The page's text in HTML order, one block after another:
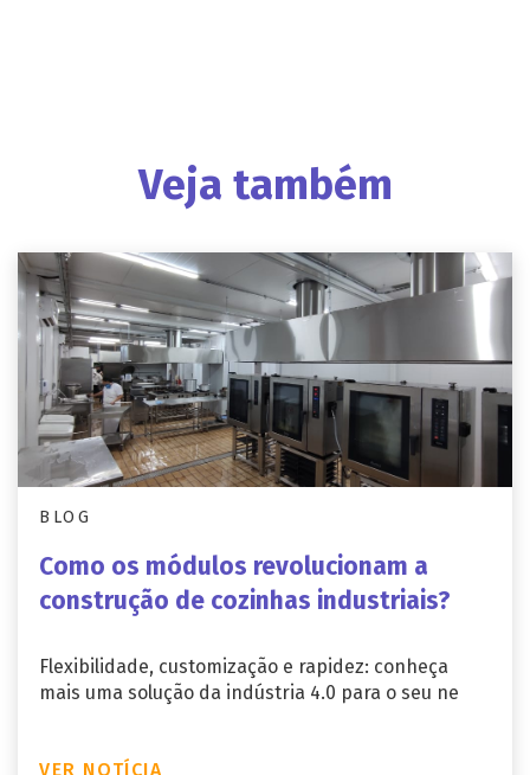
Veja também
BLOG
Como os módulos revolucionam a
construção de cozinhas industriais?
Flexibilidade, customização e rapidez: conheça
mais uma solução da indústria 4.0 para o seu ne
VER NOTÍCIA